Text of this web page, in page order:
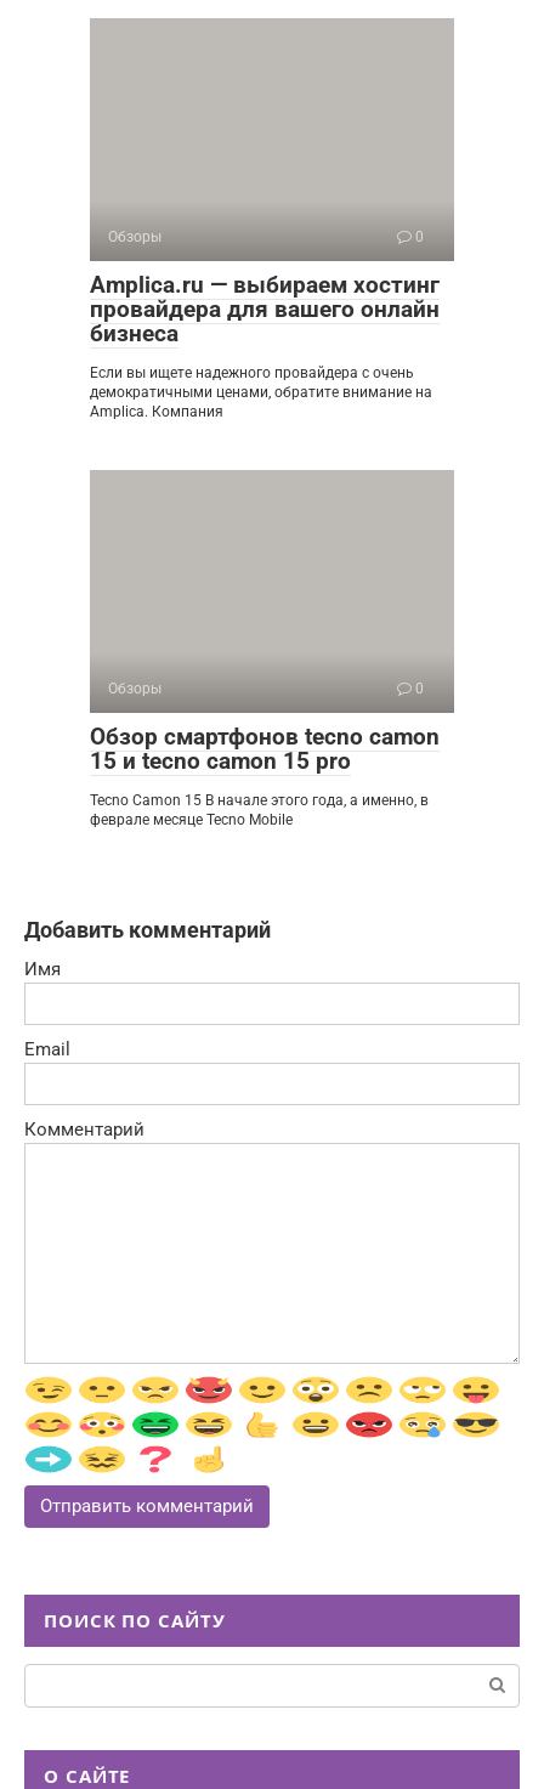
Обзоры 0
Amplica.ru — выбираем хостинг
провайдера для вашего онлайн
бизнеса
Если вы ищете надежного провайдера с очень
демократичными ценами, обратите внимание на
Amplica. Компания
Обзоры 0
Обзор смартфонов tecno camon
15 и tecno camon 15 pro
Tecno Camon 15 В начале этого года, а именно, в
феврале месяце Tecno Mobile
Добавить комментарий
Имя
Email
Комментарий
ПОИСК ПО САЙТУ
Поиск:
О САЙТЕ